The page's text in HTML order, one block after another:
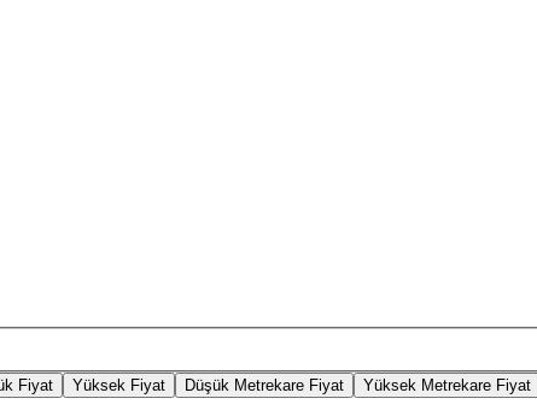
Fiyat Yüksek Fiyat Düşük Metrekare Fiyat Yüksek Metrekare Fiyat